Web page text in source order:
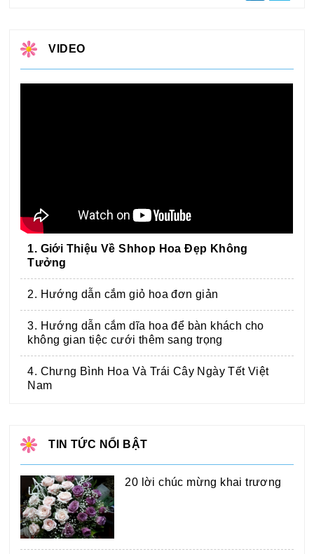
VIDEO
1. Giới Thiệu Về Shhop Hoa Đẹp Không
Tưởng
2. Hướng dẫn cắm giỏ hoa đơn giản
3. Hướng dẫn cắm dĩa hoa để bàn khách cho
không gian tiệc cưới thêm sang trọng
4. Chưng Bình Hoa Và Trái Cây Ngày Tết Việt
Nam
TIN TỨC NỔI BẬT
20 lời chúc mừng khai trương